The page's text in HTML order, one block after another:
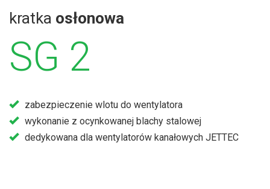
kratka osłonowa
SG 2
zabezpieczenie wlotu do wentylatora
wykonanie z ocynkowanej blachy stalowej
dedykowana dla wentylatorów kanałowych JETTEC